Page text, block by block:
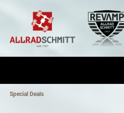
springen
Special Deals